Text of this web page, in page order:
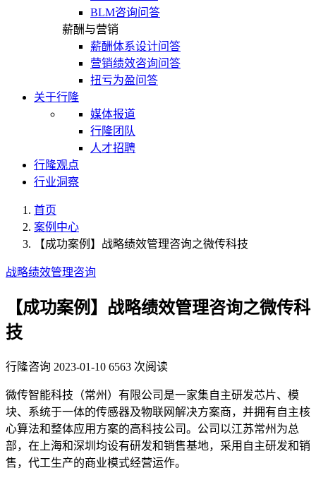
BLM咨询问答
薪酬与营销
薪酬体系设计问答
营销绩效咨询问答
扭亏为盈问答
关于行隆
媒体报道
行隆团队
人才招聘
行隆观点
行业洞察
首页
案例中心
【成功案例】战略绩效管理咨询之微传科技
战略绩效管理咨询
【成功案例】战略绩效管理咨询之微传科
技
行隆咨询 2023-01-10 6563 次阅读
微传智能科技（常州）有限公司是一家集自主研发芯片、模
块、系统于一体的传感器及物联网解决方案商，并拥有自主核
心算法和整体应用方案的高科技公司。公司以江苏常州为总
部，在上海和深圳均设有研发和销售基地，采用自主研发和销
售，代工生产的商业模式经营运作。